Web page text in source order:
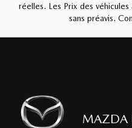
réelles. Les Prix des
sans préavis.
MAZDA